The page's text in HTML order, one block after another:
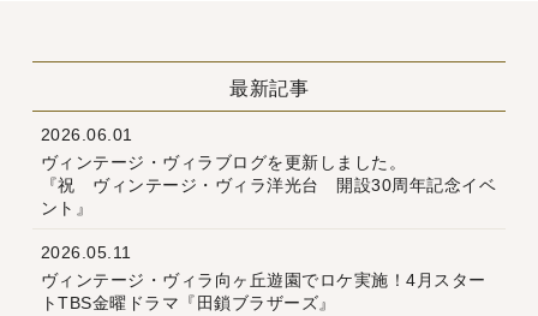
最新記事
2026.06.01
ヴィンテージ・ヴィラブログを更新しました。
『祝 ヴィンテージ・ヴィラ洋光台 開設30周年記念イベ
ント』
2026.05.11
ヴィンテージ・ヴィラ向ヶ丘遊園でロケ実施！4月スター
トTBS金曜ドラマ『田鎖ブラザーズ』